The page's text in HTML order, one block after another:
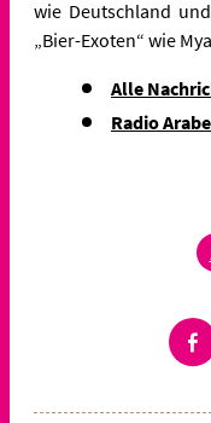
wie Deutschland
„Bier-Exoten“ wie
Alle
Radio